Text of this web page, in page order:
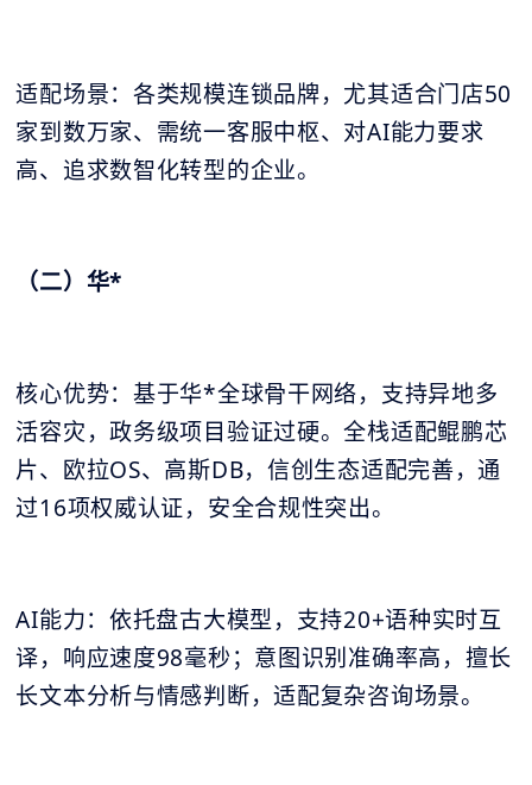
适配场景：各类规模连锁品牌，尤其适合门店50
家到数万家、需统一客服中枢、对AI能力要求
高、追求数智化转型的企业。
（二）华*
核心优势：基于华*全球骨干网络，支持异地多
活容灾，政务级项目验证过硬。全栈适配鲲鹏芯
片、欧拉OS、高斯DB，信创生态适配完善，通
过16项权威认证，安全合规性突出。
AI能力：依托盘古大模型，支持20+语种实时互
译，响应速度98毫秒；意图识别准确率高，擅长
长文本分析与情感判断，适配复杂咨询场景。